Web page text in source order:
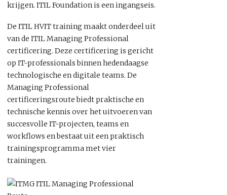
krijgen. ITIL Foundation is een ingangseis.
De ITIL HVIT training maakt onderdeel uit
van de ITIL Managing Professional
certificering. Deze certificering is gericht
op IT-professionals binnen hedendaagse
technologische en digitale teams. De
Managing Professional
certificeringsroute biedt praktische en
technische kennis over het uitvoeren van
succesvolle IT-projecten, teams en
workflows en bestaat uit een praktisch
trainingsprogramma met vier
trainingen.